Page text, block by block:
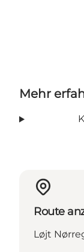
Mehr
Route
Løjt